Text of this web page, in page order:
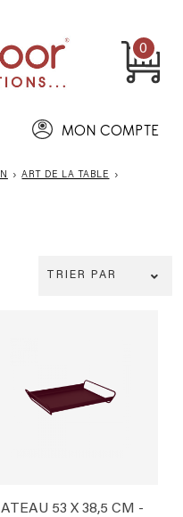
0
MON COMPTE
› ART DE LA TABLE ›
TRIER PAR
53 X 38,5 CM -